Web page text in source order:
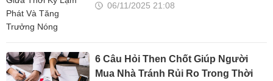
06/11/2025 21:08
6 Câu Hỏi Then Chốt Giúp Người
Mua Nhà Tránh Rủi Ro Trong Thời